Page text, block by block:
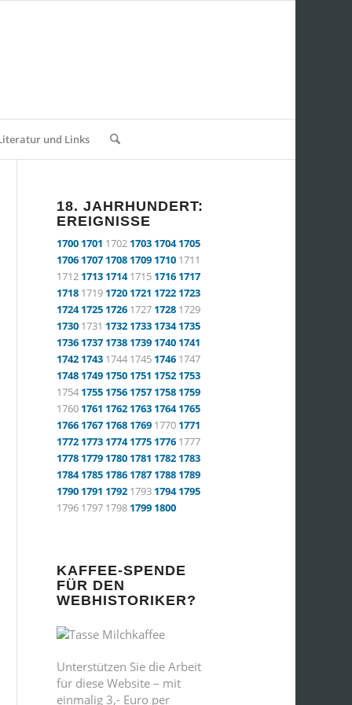
und Links
18. JAHRHUNDERT:
EREIGNISSE
1700 1701 1702 1703 1704 1705
1706 1707 1708 1709 1710 1711
1712 1713 17141715 1716 1717
1718 1719 1720 1721 1722 1723
1724 1725 1726 1727 1728 1729
1730 1731 1732 1733 1734 1735
1736 1737 1738 1739 1740 1741
1742 1743 1744 1745 1746 1747
1748 1749 1750 1751 1752 1753
1754 1755 1756 1757 1758 1759
1760 1761 1762 1763 1764 1765
1766 1767 1768 1769 1770 1771
1772 1773 1774 1775 1776 1777
1778 1779 1780 1781 1782 1783
1784 1785 1786 1787 1788 1789
1790 1791 1792 1793 1794 1795
1796 1797 1798 1799 1800
KAFFEE-SPENDE
FÜR DEN
WEBHISTORIKER?
Unterstützen Sie die Arbeit
für diese Website – mit
einmalig 3,- Euro per